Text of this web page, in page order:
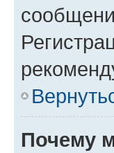
Почему